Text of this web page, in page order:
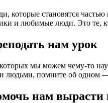
которые становятся
и любимые люди. Это те,
нам урок
мы можем чему-то
людьми, помните об одном —
нам вырасти